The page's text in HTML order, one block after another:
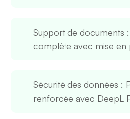
Support de documents
complète avec mise en
Sécurité des données :
renforcée avec DeepL